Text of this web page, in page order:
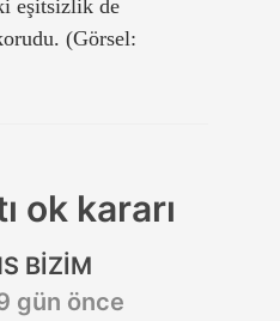
eşitsizlik de
(Görsel:
ok kararı
BİZİM
gün önce